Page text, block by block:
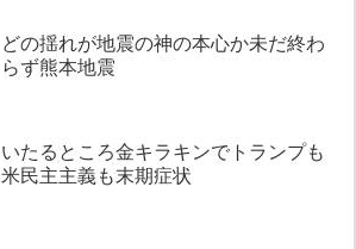
どの揺れが地震の神の本心か未だ終わ
らず熊本地震
いたるところ金キラキンでトランプも
米民主主義も末期症状